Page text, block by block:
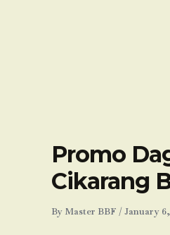
Promo
Cikarang
By Master BBF /January 6,